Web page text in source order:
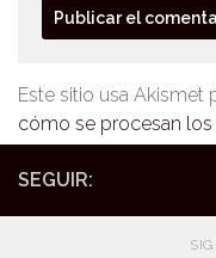
Este sitio usa Akismet
cómo se procesan
SEGUIR: